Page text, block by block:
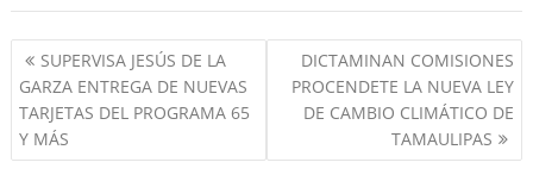
Navegación
de
entradas
SUPERVISA JESÚS DE LA
GARZA ENTREGA DE NUEVAS
TARJETAS DEL PROGRAMA 65
Y MÁS
DICTAMINAN COMISIONES
PROCENDETE LA NUEVA LEY
DE CAMBIO CLIMÁTICO DE
TAMAULIPAS